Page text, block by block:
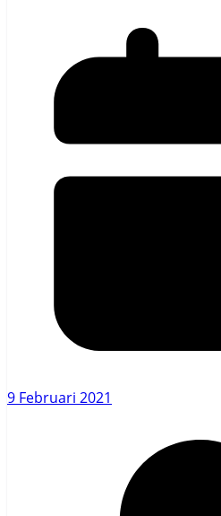
9 Februari 2021